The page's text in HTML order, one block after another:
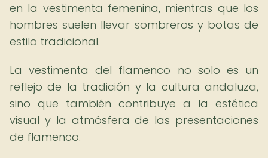
en la vestimenta femenina, mientras que los
hombres suelen llevar sombreros y botas de
estilo tradicional.
La vestimenta del flamenco no solo es un
reflejo de la tradición y la cultura andaluza,
sino que también contribuye a la estética
visual y la atmósfera de las presentaciones
de flamenco.